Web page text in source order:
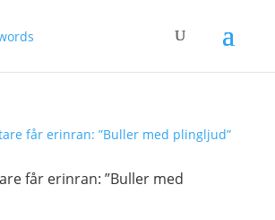
får erinran: ”Buller med